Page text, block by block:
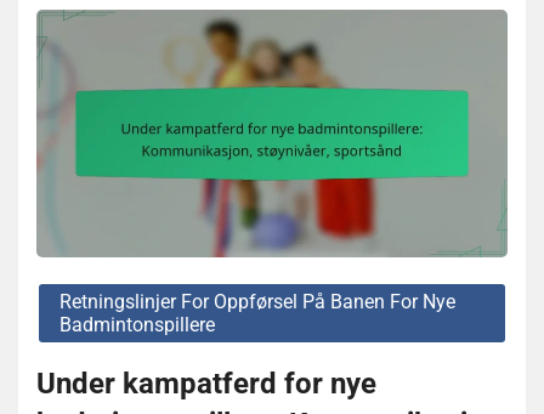
Retningslinjer For Oppførsel På Banen For Nye
Badmintonspillere
Under kampatferd for nye